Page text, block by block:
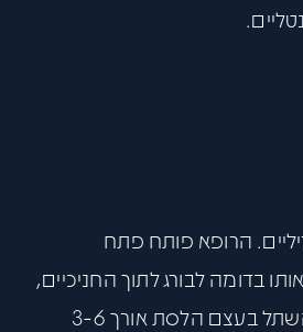
הרופא פותח פתח
בדומה לבורג לתוך החניכיים,
לאחר מכן השתל מכוסה חזרה ברקמה הרכה של החניכיים. תהליך קליטת השתל בעצם הלסת אורך 3-6